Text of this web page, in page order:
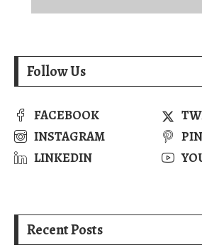
Follow Us
FACEBOOK
INSTAGRAM
LINKEDIN
Recent Posts